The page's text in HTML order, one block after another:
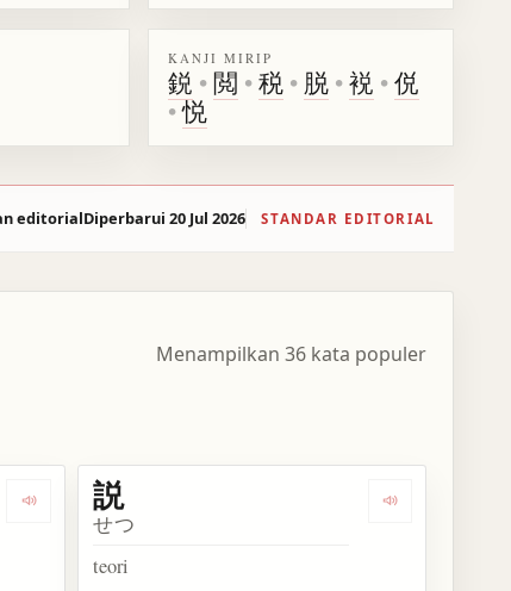
KANJI MIRIP
鋭 •閲 •税 • 脱 •裞 •侻
•悦
editorialDiperbarui 20 Jul 2026 STANDAR EDITORIAL
Menampilkan 36 kata populer
Dengarkan kosakata 説教 Dengarkan
説
せつ
teori